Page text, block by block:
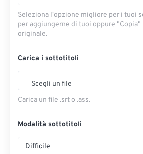
Seleziona l'opzione migliore per i tuoi
per aggiungerne di tuoi oppure
originale.
Carica i sottotitoli
Scegli un file
Carica un file .srt o .ass.
Modalità sottotitoli
Difficile